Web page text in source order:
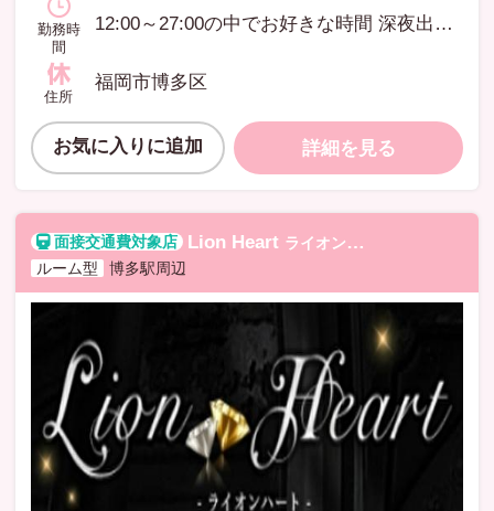
勤務時
間
12:00～27:00の中でお好きな時間 深夜出勤の方は宿泊可能 週に1回だけでもOK
住所
福岡市博多区
お気に入りに追加 詳細を見る
Lion Heart ライオンハート
ルーム型
博多駅周辺